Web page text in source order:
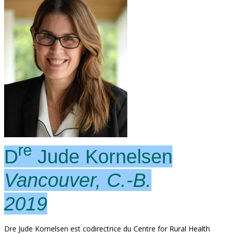
Dre Jude Kornelsen
Vancouver, C.-B.
2019
Dre Jude Kornelsen est codirectrice du Centre for Rural Health